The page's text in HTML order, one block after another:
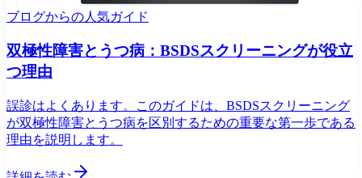
ブログからの人気ガイド
双極性障害とうつ病：BSDSスクリーニングが役立
つ理由
誤診はよくあります。このガイドは、BSDSスクリーニング
が双極性障害とうつ病を区別するための重要な第一歩である
理由を説明します。